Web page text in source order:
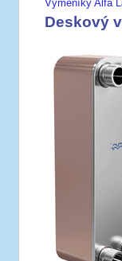
Výměníky Alfa
Deskový